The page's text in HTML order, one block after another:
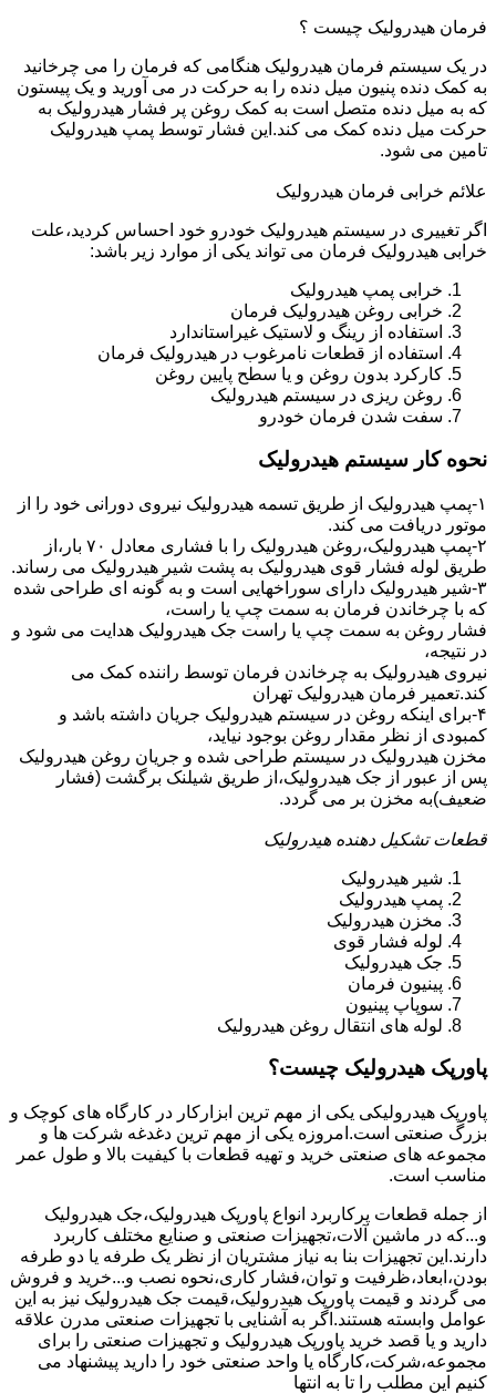
فرمان هیدرولیک چیست ؟
در یک سیستم فرمان هیدرولیک هنگامی که فرمان را می چرخانید
به کمک دنده پنیون میل دنده را به حرکت در می آورید و یک پیستون
که به میل دنده متصل است به کمک روغن پر فشار هیدرولیک به
حرکت میل دنده کمک می کند.این فشار توسط پمپ هیدرولیک
تامین می شود.
علائم خرابی فرمان هیدرولیک
اگر تغییری در سیستم هیدرولیک خودرو خود احساس کردید،علت
خرابی هیدرولیک فرمان می تواند یکی از موارد زیر باشد:
خرابی پمپ هیدرولیک
خرابی روغن هیدرولیک فرمان
استفاده از رینگ و لاستیک غیراستاندارد
استفاده از قطعات نامرغوب در هیدرولیک فرمان
کارکرد بدون روغن و یا سطح پایین روغن
روغن ریزی در سیستم هیدرولیک
سفت شدن فرمان خودرو
نحوه کار سیستم هیدرولیک
۱-پمپ هیدرولیک از طریق تسمه هیدرولیک نیروی دورانی خود را از
موتور دریافت می کند.
۲-پمپ هیدرولیک،روغن هیدرولیک را با فشاری معادل ۷۰ بار،از
طریق لوله فشار قوی هیدرولیک به پشت شیر هیدرولیک می رساند.
۳-شیر هیدرولیک دارای سوراخهایی است و به گونه ای طراحی شده
که با چرخاندن فرمان به سمت چپ یا راست،
فشار روغن به سمت چپ یا راست جک هیدرولیک هدایت می شود و
در نتیجه،
نیروی هیدرولیک به چرخاندن فرمان توسط راننده کمک می
کند.تعمیر فرمان هیدرولیک تهران
۴-برای اینکه روغن در سیستم هیدرولیک جریان داشته باشد و
کمبودی از نظر مقدار روغن بوجود نیاید،
مخزن هیدرولیک در سیستم طراحی شده و جریان روغن هیدرولیک
پس از عبور از جک هیدرولیک،از طریق شیلنک برگشت (فشار
ضعیف)به مخزن بر می گردد.
قطعات تشکیل دهنده هیدرولیک
شیر هیدرولیک
پمپ هیدرولیک
مخزن هیدرولیک
لوله فشار قوی
جک هیدرولیک
پینیون فرمان
سوپاپ پینیون
لوله های انتقال روغن هیدرولیک
پاورپک هیدرولیک چیست؟
پاورپک هیدرولیکی یکی از مهم ترین ابزارکار در کارگاه های کوچک و
بزرگ صنعتی است.امروزه یکی از مهم ترین دغدغه شرکت ها و
مجموعه های صنعتی خرید و تهیه قطعات با کیفیت بالا و طول عمر
مناسب است.
از جمله قطعات پرکاربرد انواع پاورپک هیدرولیک،جک هیدرولیک
و...که در ماشین آلات،تجهیزات صنعتی و صنایع مختلف کاربرد
دارند.این تجهیزات بنا به نیاز مشتریان از نظر یک طرفه یا دو طرفه
بودن،ابعاد،ظرفیت و توان،فشار کاری،نحوه نصب و...خرید و فروش
می گردند و قیمت پاورپک هیدرولیک،قیمت جک هیدرولیک نیز به این
عوامل وابسته هستند.اگر به آشنایی با تجهیزات صنعتی مدرن علاقه
دارید و یا قصد خرید پاورپک هیدرولیک و تجهیزات صنعتی را برای
مجموعه،شرکت،کارگاه یا واحد صنعتی خود را دارید پیشنهاد می
کنیم این مطلب را تا به انتها